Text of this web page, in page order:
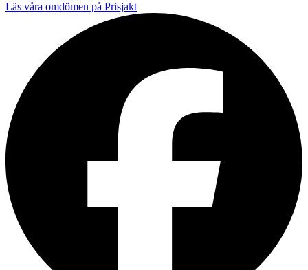
Läs våra omdömen på Prisjakt